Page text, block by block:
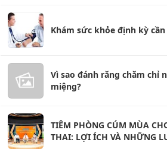
Khám sức khỏe định kỳ
Vì sao đánh răng chăm chỉ
miệng?
TIÊM PHÒNG CÚM MÙA
THAI: LỢI ÍCH VÀ NHỮNG